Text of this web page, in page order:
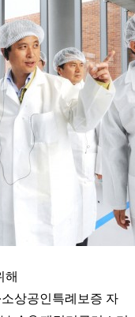
해
상공인특례보증 자